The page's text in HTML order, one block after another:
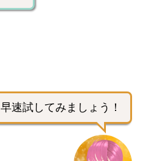
早速試してみましょう！